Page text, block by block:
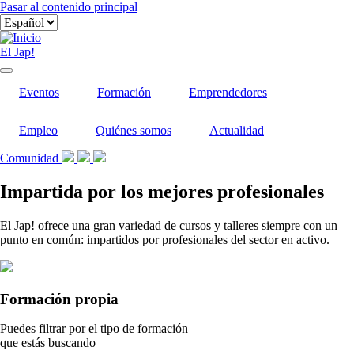
Pasar al contenido principal
El Jap!
Eventos Formación Emprendedores
Empleo Quiénes somos Actualidad
Comunidad
Impartida por los mejores profesionales
El Jap! ofrece una gran variedad de cursos y talleres siempre con un
punto en común: impartidos por profesionales del sector en activo.
Formación propia
Puedes filtrar por el tipo de formación
que estás buscando